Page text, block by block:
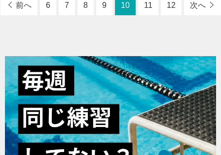
前へ 6 7 8 9 10 11 12 次へ